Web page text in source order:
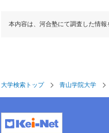
本内容は、河合塾にて調査した情
大学検索トップ 青山学院大学